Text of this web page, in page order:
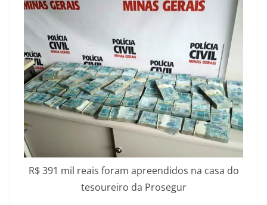
R$ 391 mil reais foram apreendidos na casa do
tesoureiro da Prosegur